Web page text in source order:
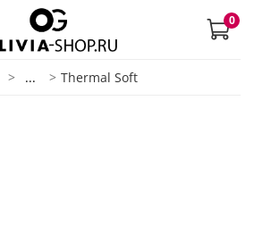
0
... Thermal Soft